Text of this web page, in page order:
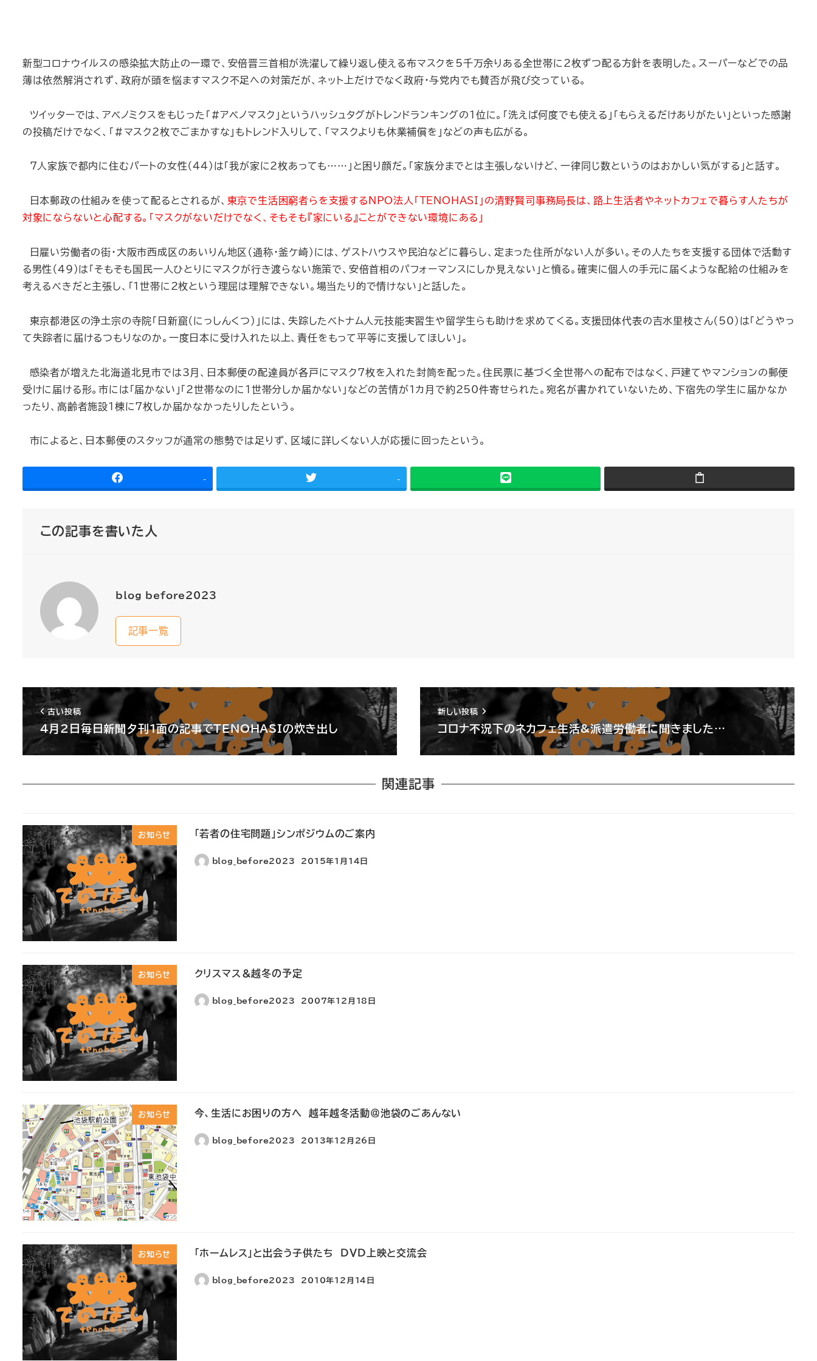
新型コロナウイルスの感染拡大防止の一環で、安倍晋三首相が洗濯して繰り返し使える布マスクを5千万余りある全世帯に2枚ずつ配る方針を表明した。スーパーなどでの品
薄は依然解消されず、政府が頭を悩ますマスク不足への対策だが、ネット上だけでなく政府・与党内でも賛否が飛び交っている。
ツイッターでは、アベノミクスをもじった「#アベノマスク」というハッシュタグがトレンドランキングの1位に。「洗えば何度でも使える」「もらえるだけありがたい」といった感謝
の投稿だけでなく、「#マスク2枚でごまかすな」もトレンド入りして、「マスクよりも休業補償を」などの声も広がる。
7人家族で都内に住むパートの女性（44）は「我が家に2枚あっても……」と困り顔だ。「家族分までとは主張しないけど、一律同じ数というのはおかしい気がする」と話す。
日本郵政の仕組みを使って配るとされるが、 東京で生活困窮者らを支援するNPO法人「TENOHASI」の清野賢司事務局長は、路上生活者やネットカフェで暮らす人たちが
対象にならないと心配する。「マスクがないだけでなく、そもそも『家にいる』ことができない環境にある」
日雇い労働者の街・大阪市西成区のあいりん地区（通称・釜ケ崎）には、ゲストハウスや民泊などに暮らし、定まった住所がない人が多い。その人たちを支援する団体で活動す
る男性（49）は「そもそも国民一人ひとりにマスクが行き渡らない施策で、安倍首相のパフォーマンスにしか見えない」と憤る。確実に個人の手元に届くような配給の仕組みを
考えるべきだと主張し、「1世帯に2枚という理屈は理解できない。場当たり的で情けない」と話した。
東京都港区の浄土宗の寺院「日新窟（にっしんくつ）」には、失踪したベトナム人元技能実習生や留学生らも助けを求めてくる。支援団体代表の吉水里枝さん（50）は「どうやっ
て失踪者に届けるつもりなのか。一度日本に受け入れた以上、責任をもって平等に支援してほしい」。
感染者が増えた北海道北見市では3月、日本郵便の配達員が各戸にマスク7枚を入れた封筒を配った。住民票に基づく全世帯への配布ではなく、戸建てやマンションの郵便
受けに届ける形。市には「届かない」「2世帯なのに1世帯分しか届かない」などの苦情が1カ月で約250件寄せられた。宛名が書かれていないため、下宿先の学生に届かなか
ったり、高齢者施設1棟に7枚しか届かなかったりしたという。
市によると、日本郵便のスタッフが通常の態勢では足りず、区域に詳しくない人が応援に回ったという。
- -
この記事を書いた人
blog_before2023
記事一覧
古い投稿
4月2日毎日新聞夕刊1面の記事でTENOHASIの炊き出し
新しい投稿
コロナ不況下のネカフェ生活&派遣労働者に聞きました…
関連記事
お知らせ 「若者の住宅問題」シンポジウムのご案内
blog_before2023 2015年1月14日
お知らせ クリスマス＆越冬の予定
blog_before2023 2007年12月18日
お知らせ 今、生活にお困りの方へ 越年越冬活動＠池袋のごあんない
blog_before2023 2013年12月26日
お知らせ 「ホームレス」と出会う子供たち ＤＶＤ上映と交流会
blog_before2023 2010年12月14日